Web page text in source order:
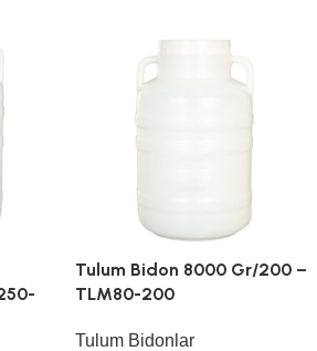
Tulum Bidon 8000 Gr/200 –
TLM80-200
Tulum Bidonlar